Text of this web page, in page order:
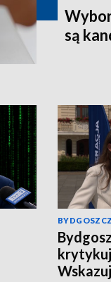
są